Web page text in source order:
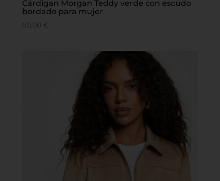
Cárdigan Morgan Teddy verde con escudo
bordado para mujer
60,00 €